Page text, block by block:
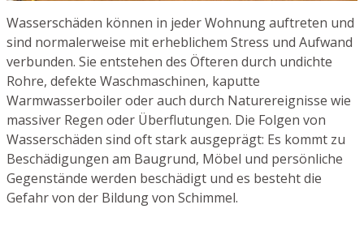
Wasserschäden können in jeder Wohnung auftreten und
sind normalerweise mit erheblichem Stress und Aufwand
verbunden. Sie entstehen des Öfteren durch undichte
Rohre, defekte Waschmaschinen, kaputte
Warmwasserboiler oder auch durch Naturereignisse wie
massiver Regen oder Überflutungen. Die Folgen von
Wasserschäden sind oft stark ausgeprägt: Es kommt zu
Beschädigungen am Baugrund, Möbel und persönliche
Gegenstände werden beschädigt und es besteht die
Gefahr von der Bildung von Schimmel.